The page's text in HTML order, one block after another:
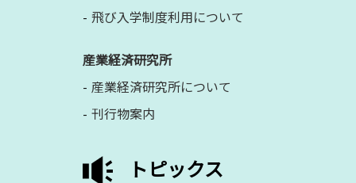
飛び入学制度利用について
産業経済研究所
産業経済研究所について
刊行物案内
トピックス